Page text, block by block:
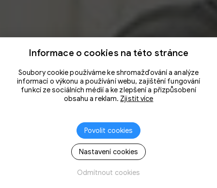
Informace o cookies na této stránce
Soubory cookie používáme ke shromažďování a analýze
informací o výkonu a používání webu, zajištění fungování
funkcí ze sociálních médií a ke zlepšení a přizpůsobení
obsahu a reklam. Zjistit více
Povolit cookies
Nastavení cookies
Odmítnout cookies